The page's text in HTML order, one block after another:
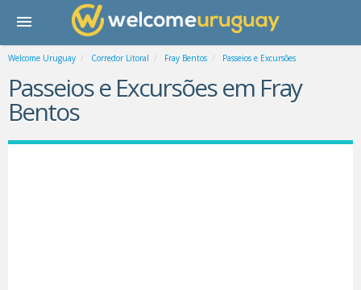
Welcome Uruguay Corredor Litoral Fray Bentos Passeios e Excursões
Passeios e Excursões em Fray
Bentos